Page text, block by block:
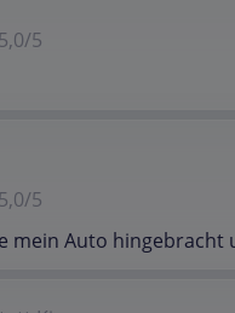
5,0/5
5,0/5
mein Auto hingebracht